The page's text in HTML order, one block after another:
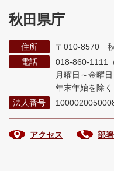
秋田県庁
住所
〒010-8570
電話
018-860-1111
月曜日～金曜
年末年始を除く
法人番号
アクセス 部